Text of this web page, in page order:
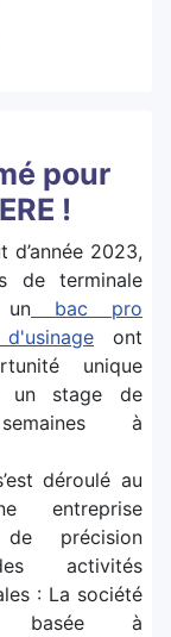
pour
!
d’année 2023,
de terminale
un bac pro
ont
unique
un stage de
à
déroulé au
entreprise
de précision
activités
: La société
basée à